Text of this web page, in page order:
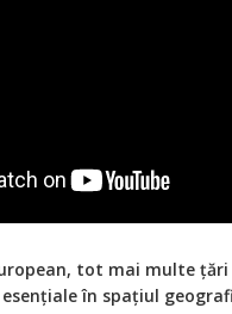
tot mai multe
în spațiul